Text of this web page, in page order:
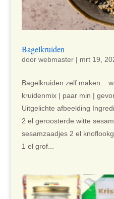
Bagelkruiden
door webmaster| mrt 19,
Bagelkruiden zelf maken...
kruidenmix | paar min |
Uitgelichte afbeelding
2 el geroosterde witte
sesamzaadjes 2 el
1 el grof...